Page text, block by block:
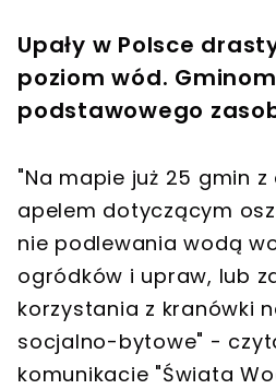
Upały w Polsce
poziom wód.
podstawowego
"Na mapie już 25 gmin z
apelem dotyczącym
nie podlewania wodą
ogródków i upraw, lub
korzystania z kranówki
socjalno-bytowe" -
komunikacie "Świata